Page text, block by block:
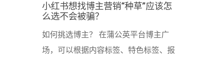
小红书想找博主营销“种草”应该怎
么选不会被骗？
如何挑选博主？ 在蒲公英平台博主广
场，可以根据内容标签、特色标签、报